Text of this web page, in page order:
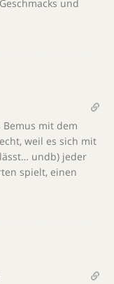
und
Bemus mit dem
weil es sich mit
undb) jeder
spielt, einen